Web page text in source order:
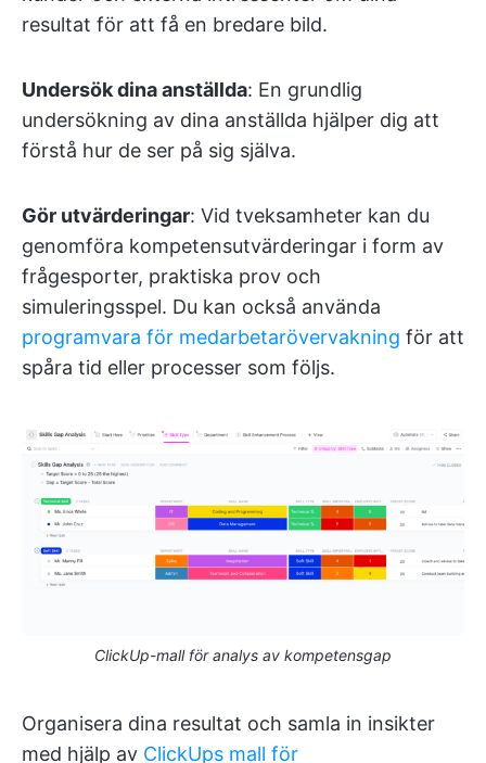
resultat för att få en bredare bild.
Undersök dina anställda: En grundlig
undersökning av dina anställda hjälper dig att
förstå hur de ser på sig själva.
Gör utvärderingar: Vid tveksamheter kan du
genomföra kompetensutvärderingar i form av
frågesporter, praktiska prov och
simuleringsspel. Du kan också använda
programvara för medarbetarövervakning för att
spåra tid eller processer som följs.
ClickUp-mall för analys av kompetensgap
Organisera dina resultat och samla in insikter
med hjälp av ClickUps mall för